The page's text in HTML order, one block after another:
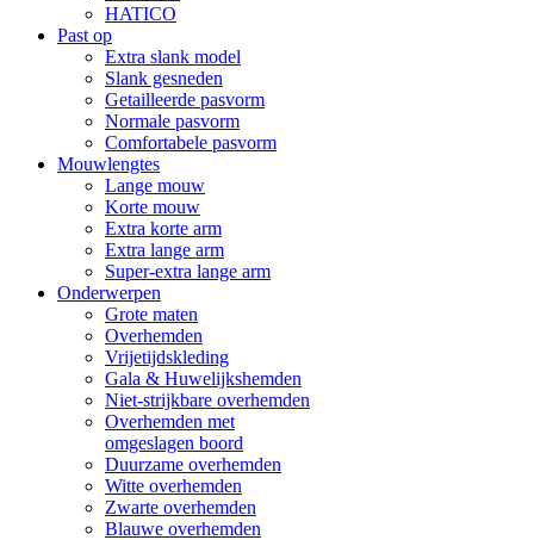
HATICO
Past op
Extra slank model
Slank gesneden
Getailleerde pasvorm
Normale pasvorm
Comfortabele pasvorm
Mouwlengtes
Lange mouw
Korte mouw
Extra korte arm
Extra lange arm
Super-extra lange arm
Onderwerpen
Grote maten
Overhemden
Vrijetijdskleding
Gala & Huwelijkshemden
Niet-strijkbare overhemden
Overhemden met
omgeslagen boord
Duurzame overhemden
Witte overhemden
Zwarte overhemden
Blauwe overhemden